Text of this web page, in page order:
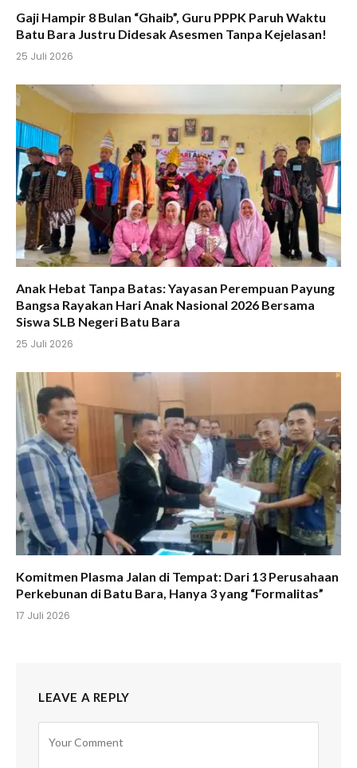
Gaji Hampir 8 Bulan “Ghaib”, Guru PPPK Paruh Waktu
Batu Bara Justru Didesak Asesmen Tanpa Kejelasan!
25 Juli 2026
Anak Hebat Tanpa Batas: Yayasan Perempuan Payung
Bangsa Rayakan Hari Anak Nasional 2026 Bersama
Siswa SLB Negeri Batu Bara
25 Juli 2026
Komitmen Plasma Jalan di Tempat: Dari 13 Perusahaan
Perkebunan di Batu Bara, Hanya 3 yang “Formalitas”
17 Juli 2026
LEAVE A REPLY